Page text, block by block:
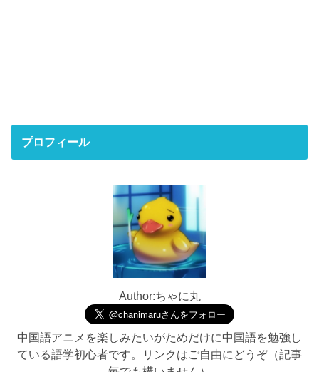
プロフィール
Author:ちゃに丸
中国語アニメを楽しみたいがためだけに中国語を勉強し
ている語学初心者です。リンクはご自由にどうぞ（記事